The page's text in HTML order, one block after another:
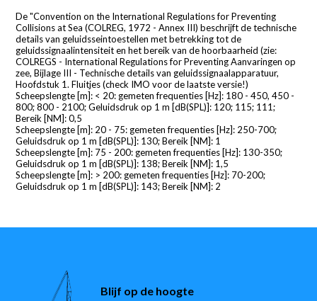
De "Convention on the International Regulations for Preventing
Collisions at Sea (COLREG, 1972 - Annex III) beschrijft de technische
details van geluidsseintoestellen met betrekking tot de
geluidssignaalintensiteit en het bereik van de hoorbaarheid (zie:
COLREGS - International Regulations for Preventing Aanvaringen op
zee, Bijlage III - Technische details van geluidssignaalapparatuur,
Hoofdstuk 1. Fluitjes (check IMO voor de laatste versie!)
Scheepslengte [m]: < 20: gemeten frequenties [Hz]: 180 - 450, 450 -
800; 800 - 2100; Geluidsdruk op 1 m [dB(SPL)]: 120; 115; 111;
Bereik [NM]: 0,5
Scheepslengte [m]: 20 - 75: gemeten frequenties [Hz]: 250-700;
Geluidsdruk op 1 m [dB(SPL)]: 130; Bereik [NM]: 1
Scheepslengte [m]: 75 - 200: gemeten frequenties [Hz]: 130-350;
Geluidsdruk op 1 m [dB(SPL)]: 138; Bereik [NM]: 1,5
Scheepslengte [m]: > 200: gemeten frequenties [Hz]: 70-200;
Geluidsdruk op 1 m [dB(SPL)]: 143; Bereik [NM]: 2
Blijf op de hoogte